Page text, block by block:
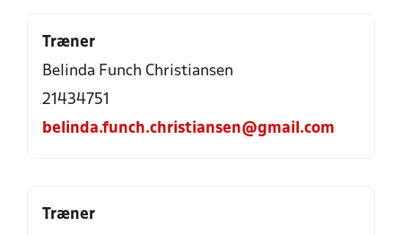
Træner
Belinda Funch Christiansen
21434751
belinda.funch.christiansen@gmail.com
Træner